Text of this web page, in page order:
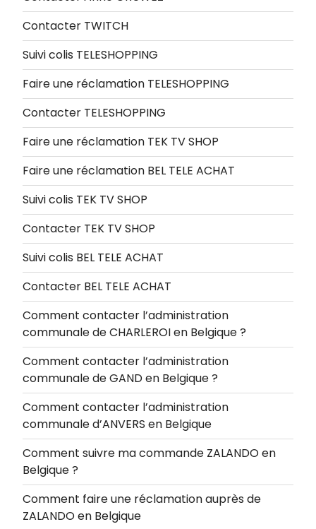
Contacter TWITCH
Suivi colis TELESHOPPING
Faire une réclamation TELESHOPPING
Contacter TELESHOPPING
Faire une réclamation TEK TV SHOP
Faire une réclamation BEL TELE ACHAT
Suivi colis TEK TV SHOP
Contacter TEK TV SHOP
Suivi colis BEL TELE ACHAT
Contacter BEL TELE ACHAT
Comment contacter l’administration
communale de CHARLEROI en Belgique ?
Comment contacter l’administration
communale de GAND en Belgique ?
Comment contacter l’administration
communale d’ANVERS en Belgique
Comment suivre ma commande ZALANDO en
Belgique ?
Comment faire une réclamation auprès de
ZALANDO en Belgique